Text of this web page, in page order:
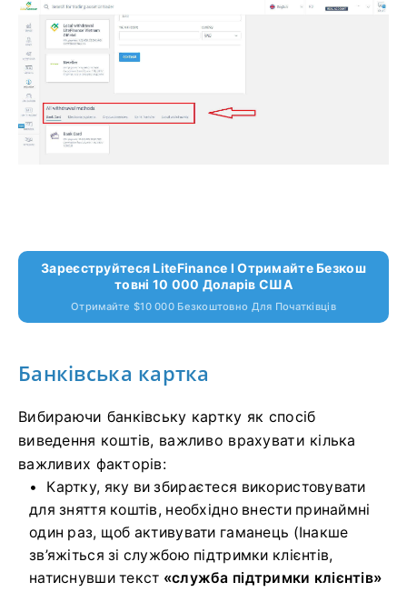
Зареєструйтеся LiteFinance І Отримайте Безкош
Товні 10 000 Доларів США
Отримайте $10 000 Безкоштовно Для Початківців
Банківська картка
Вибираючи банківську картку як спосіб
виведення коштів, важливо врахувати кілька
важливих факторів:
Картку, яку ви збираєтеся використовувати
для зняття коштів, необхідно внести принаймні
один раз, щоб активувати гаманець (Інакше
зв’яжіться зі службою підтримки клієнтів,
натиснувши текст «служба підтримки клієнтів»